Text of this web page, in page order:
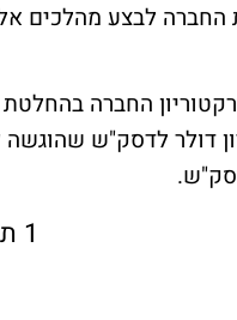
לבצע מהלכים
החברה
של בן-משה להזרים 150 מיליון
1 תגובות